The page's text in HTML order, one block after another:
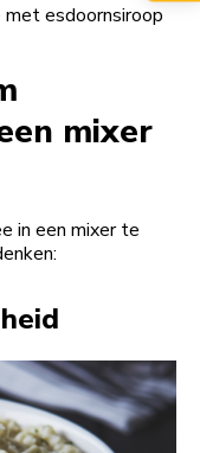
met esdoornsiroop
mixer
in een mixer te